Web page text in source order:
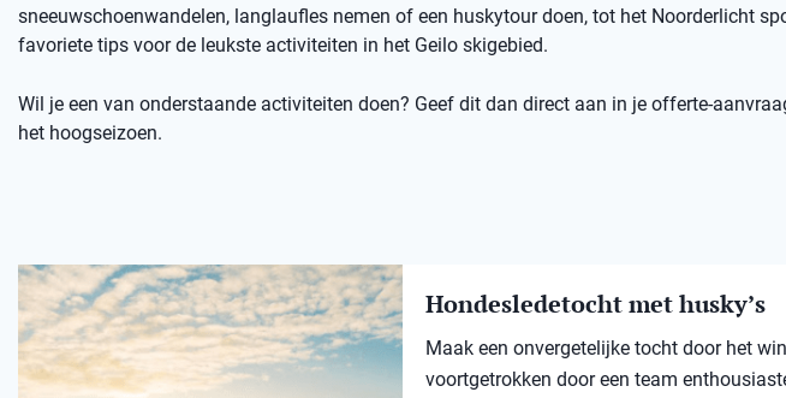
sneeuwschoenwandelen, langlaufles nemen of een huskytour doen, tot het Noorderlicht
favoriete tips voor de leukste activiteiten in het Geilo skigebied.
Wil je een van onderstaande activiteiten doen? Geef dit dan direct aan in je offerte-
het hoogseizoen.
Hondesledetocht met husky’s
Maak een onvergetelijke tocht door het
voortgetrokken door een team